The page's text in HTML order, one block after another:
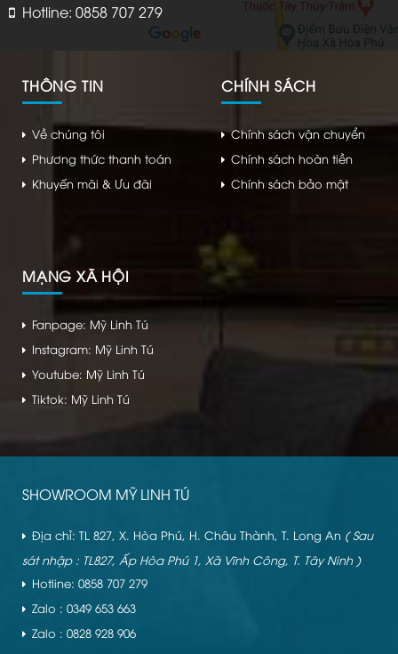
Hotline: 0858 707 279
THÔNG TIN
Về chúng tôi
Phương thức thanh toán
Khuyến mãi & Ưu đãi
CHÍNH SÁCH
Chính sách vận chuyển
Chính sách hoàn tiền
Chính sách bảo mật
MẠNG XÃ HỘI
Fanpage: Mỹ Linh Tú
Instagram: Mỹ Linh Tú
Youtube: Mỹ Linh Tú
Tiktok: Mỹ Linh Tú
SHOWROOM MỸ LINH TÚ
Địa chỉ: TL 827, X. Hòa Phú, H. Châu Thành, T. Long An ( Sau
sát nhập : TL827, Ấp Hòa Phú 1, Xã Vĩnh Công, T. Tây Ninh )
Hotline: 0858 707 279
Zalo : 0349 653 663
Zalo : 0828 928 906